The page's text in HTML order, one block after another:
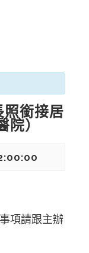
照銜接居
）
項請跟主辦